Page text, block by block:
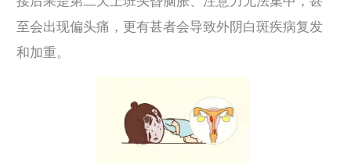
至会出现偏头痛，更有甚者会导致外阴白斑疾病复发
和加重。